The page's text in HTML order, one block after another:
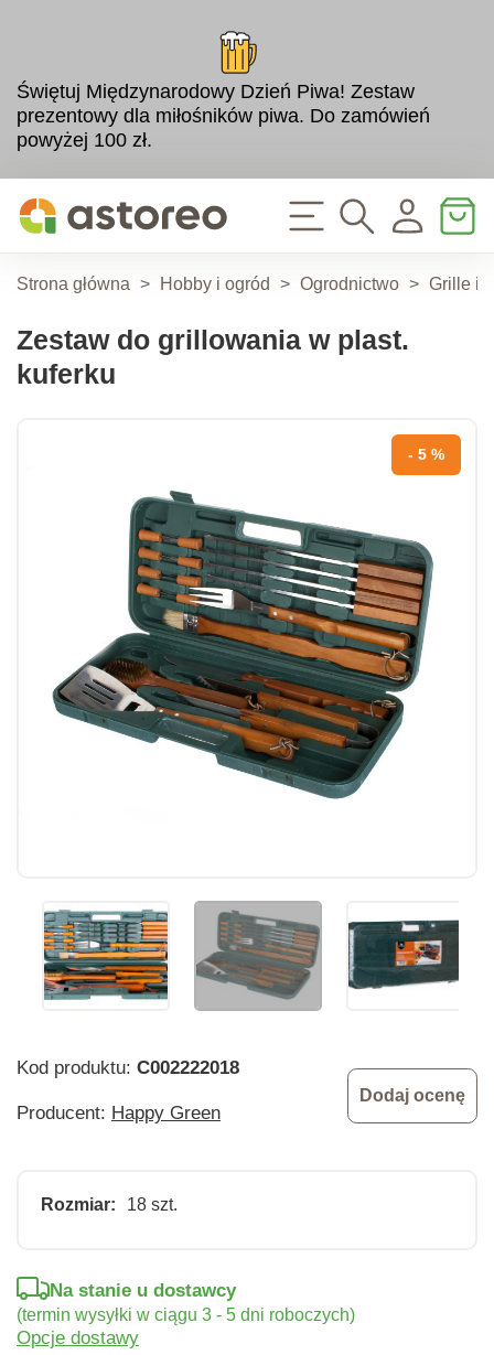
Świętuj Międzynarodowy Dzień Piwa! Zestaw
prezentowy dla miłośników piwa. Do zamówień
powyżej 100 zł.
Strona główna > Hobby i ogród > Ogrodnictwo > Grille i
Zestaw do grillowania w plast.
kuferku
- 5 %
Kod produktu: C002222018
Producent: Happy Green
Dodaj ocenę
Rozmiar: 18 szt.
Na stanie u dostawcy
(termin wysyłki w ciągu 3 - 5 dni roboczych)
Opcje dostawy